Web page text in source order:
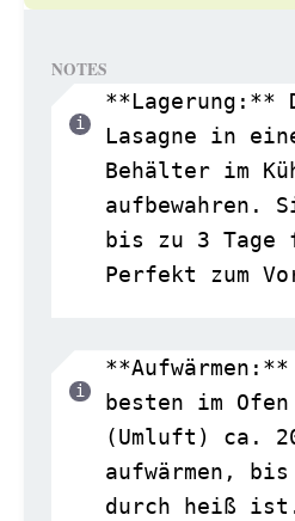
NOTES
**Lagerung:**
Lasagne in
Behälter im
aufbewahren.
bis zu 3 Tage
Perfekt zum
**Aufwärmen:**
besten im
(Umluft) ca.
aufwärmen,
durch heiß